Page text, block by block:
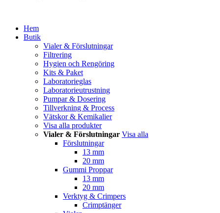
Hem
Butik
Vialer & Förslutningar
Filtrering
Hygien och Rengöring
Kits & Paket
Laboratorieglas
Laboratorieutrustning
Pumpar & Dosering
Tillverkning & Process
Vätskor & Kemikalier
Visa alla produkter
Vialer & Förslutningar Visa alla
Förslutningar
13 mm
20 mm
Gummi Proppar
13 mm
20 mm
Verktyg & Crimpers
Crimptänger